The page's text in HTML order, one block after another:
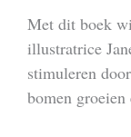
Met dit boek
illustratrice
stimuleren
bomen